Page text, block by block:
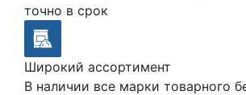
точно в срок
Широкий ассортимент
В наличии все марки товарного